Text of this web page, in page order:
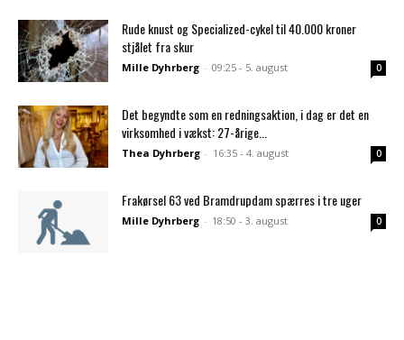
Rude knust og Specialized-cykel til 40.000 kroner
stjålet fra skur
Mille Dyhrberg - 09:25 - 5. august 0
Det begyndte som en redningsaktion, i dag er det en
virksomhed i vækst: 27-årige...
Thea Dyhrberg - 16:35 - 4. august 0
Frakørsel 63 ved Bramdrupdam spærres i tre uger
Mille Dyhrberg - 18:50 - 3. august 0